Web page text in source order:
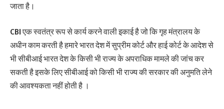
जाता है।
CBI एक स्वतंत्र रूप से कार्य करने वाली इकाई है जो कि गृह मंत्रालय के
अधीन काम करती है हमारे भारत देश में सुप्रीम कोर्ट और हाई कोर्ट के आदेश से
भी सीबीआई भारत देश के किसी भी राज्य के अपराधिक मामले की जांच कर
सकती है इसके लिए सीबीआई को किसी भी राज्य की सरकार की अनुमति लेने
की आवश्यकता नहीं होती है ।